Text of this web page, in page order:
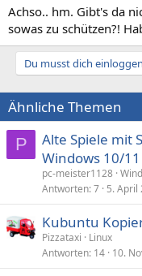
Achso.. hm. Gibt's da
sowas zu schützen?!
Du musst dich
Ähnliche Themen
P
Alte Spiele mit
Windows 10/11
pc-meister1128
Antworten 7 5. April
Kubuntu
Pizzataxi
Linux
Antworten 14 10.